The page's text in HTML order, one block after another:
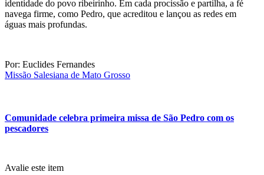
identidade do povo ribeirinho. Em cada procissão e partilha, a fé
navega firme, como Pedro, que acreditou e lançou as redes em
águas mais profundas.
Por: Euclides Fernandes
Missão Salesiana de Mato Grosso
Comunidade celebra primeira missa de São Pedro com os
pescadores
Avalie este item